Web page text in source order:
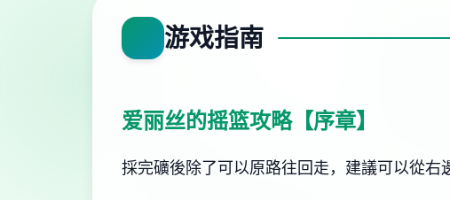
游戏指南
爱丽丝的摇篮攻略【序章】
採完礦後除了可以原路往回走，建議可以從右